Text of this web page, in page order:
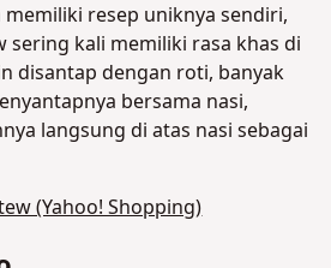
resep uniknya sendiri,
sering kali memiliki rasa khas di
disantap dengan roti, banyak
bersama nasi,
langsung di atas nasi sebagai
(Yahoo! Shopping)